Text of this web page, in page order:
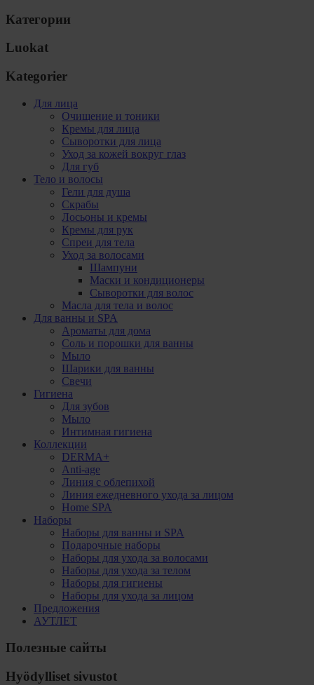
Категории
Luokat
Kategorier
Для лица
Очищение и тоники
Кремы для лица
Сыворотки для лица
Уход за кожей вокруг глаз
Для губ
Тело и волосы
Гели для душа
Скрабы
Лосьоны и кремы
Кремы для рук
Спреи для тела
Уход за волосами
Шампуни
Маски и кондиционеры
Сыворотки для волос
Масла для тела и волос
Для ванны и SPA
Ароматы для дома
Соль и порошки для ванны
Мыло
Шарики для ванны
Свечи
Гигиена
Для зубов
Мыло
Интимная гигиена
Коллекции
DERMA+
Anti-age
Линия с облепихой
Линия ежедневного ухода за лицом
Home SPA
Наборы
Наборы для ванны и SPA
Подарочные наборы
Наборы для ухода за волосами
Наборы для ухода за телом
Наборы для гигиены
Наборы для ухода за лицом
Предложения
АУТЛЕТ
Полезные сайты
Hyödylliset sivustot